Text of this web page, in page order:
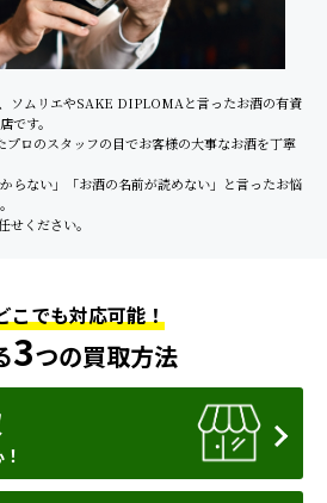
ソムリエやSAKE DIPLOMAと言ったお酒の有資
です。
プロのスタッフの目でお客様の大事なお酒を丁寧
らない」「お酒の名前が読めない」と言ったお悩
せください。
こでも対応可能！
3つの買取方法